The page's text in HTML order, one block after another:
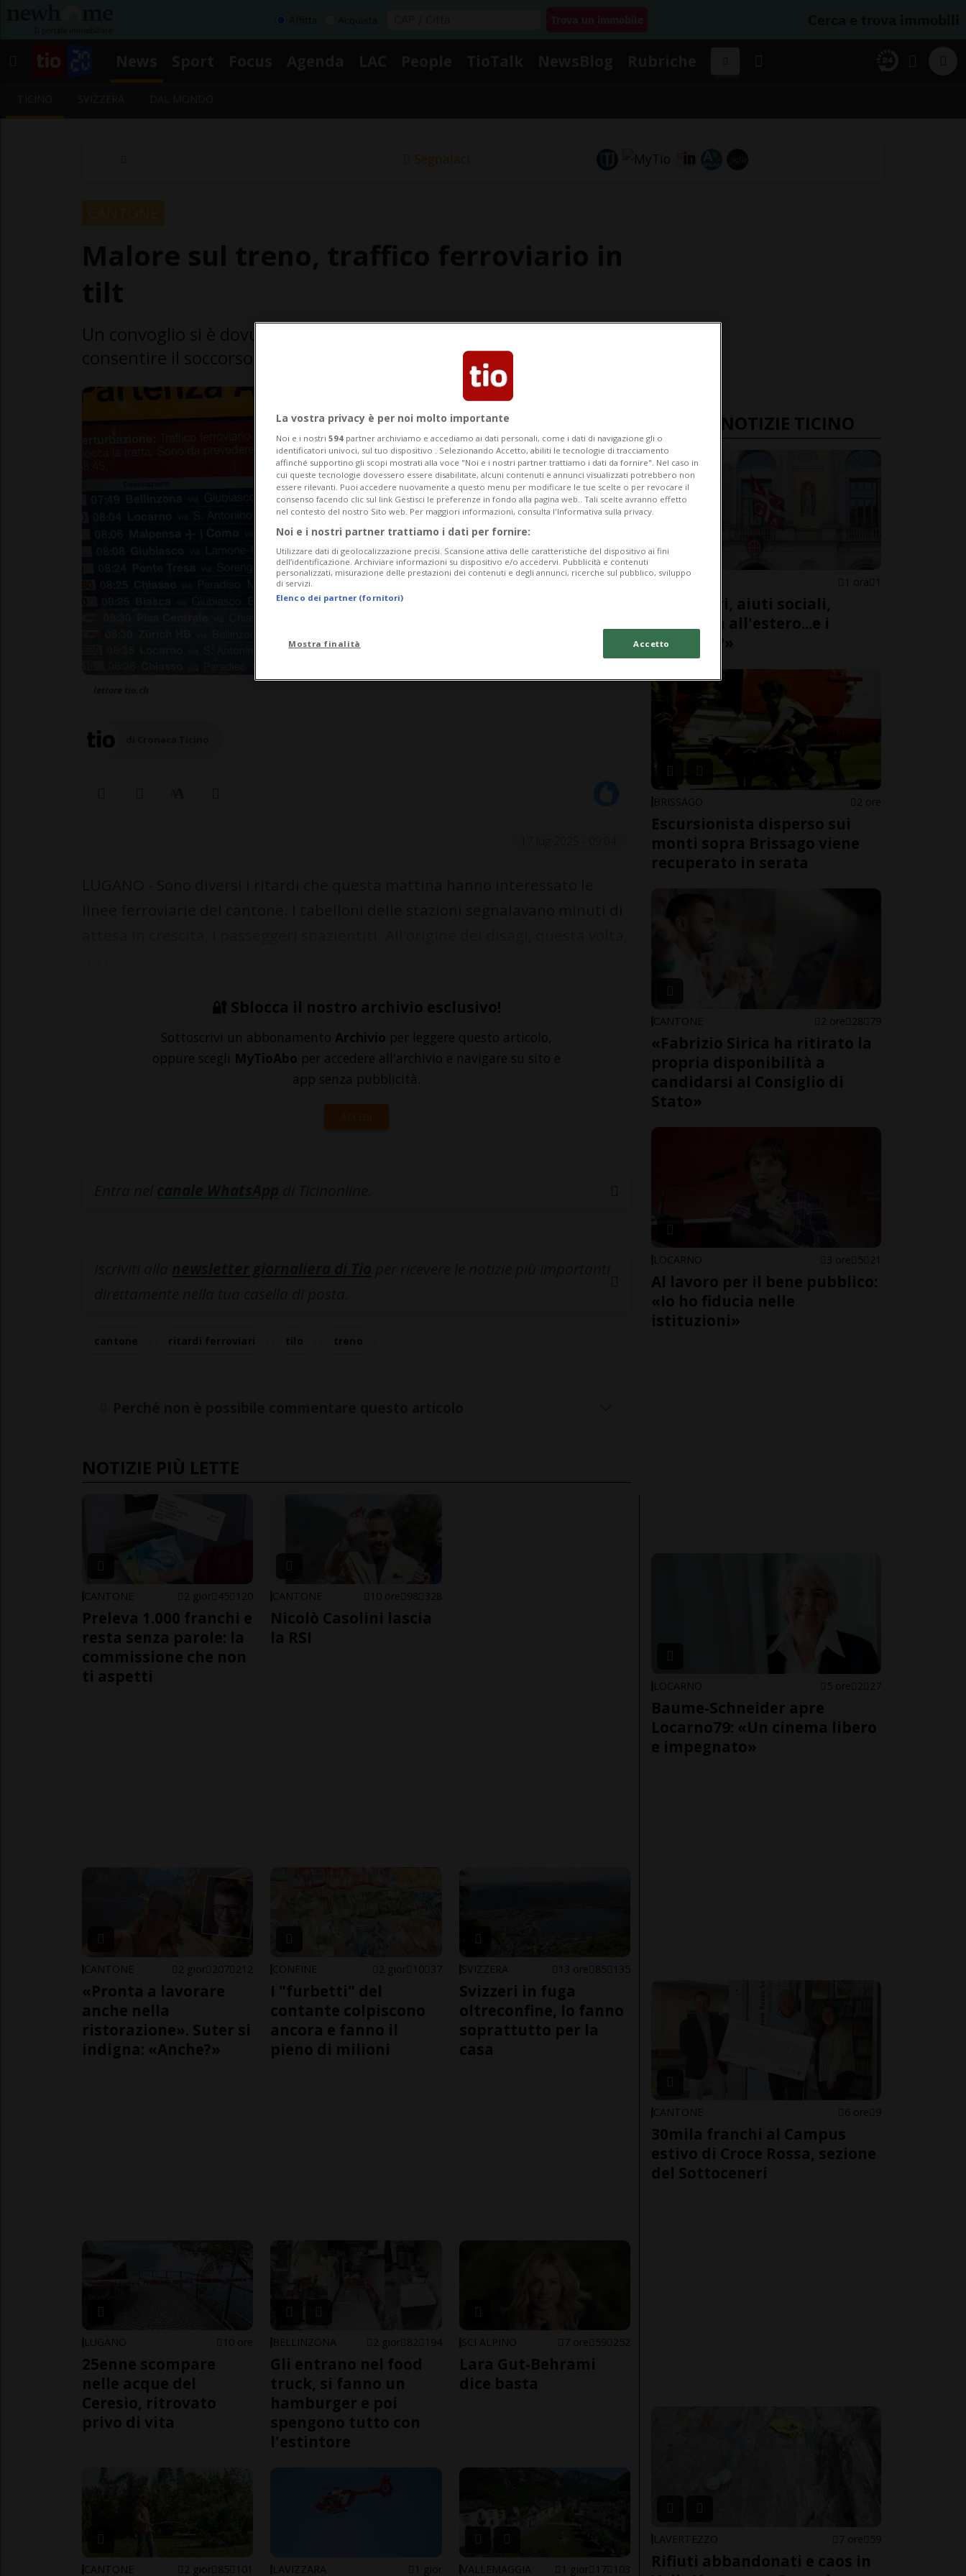
Segnalaci
🔐 Sblocca il nostro archivio esclusivo!
Sottoscrivi un abbonamento Archivio per leggere questo articolo,
oppure scegli MyTioAbo per accedere all'archivio e navigare su sito e
app senza pubblicità.
ACCEDI
NOTIZIE PIÙ LETTE
CANTONE 2 gior 45 120
Preleva 1.000 franchi e
resta senza parole: la
commissione che non
ti aspetti
CANTONE 10 ore 98 328
Nicolò Casolini lascia
la RSI
CANTONE 2 gior 207 212
«Pronta a lavorare
anche nella
ristorazione». Suter si
indigna: «Anche?»
CONFINE 2 gior 10 37
I "furbetti" del
contante colpiscono
ancora e fanno il
pieno di milioni
SVIZZERA 13 ore 85 135
Svizzeri in fuga
oltreconfine, lo fanno
soprattutto per la
casa
LUGANO 10 ore
25enne scompare
nelle acque del
Ceresio, ritrovato
privo di vita
BELLINZONA 2 gior 82 194
Gli entrano nel food
truck, si fanno un
hamburger e poi
spengono tutto con
l'estintore
SCI ALPINO 7 ore 59 252
Lara Gut-Behrami
dice basta
CANTONE 2 gior 85 101 LAVIZZARA 1 gior VALLEMAGGIA 1 gior 17 103
ULTIME NOTIZIE TICINO
LUGANO 1 ora 1
«Stranieri, aiuti sociali,
proprietà all'estero...e i
controlli?»
BRISSAGO 2 ore
Escursionista disperso sui
monti sopra Brissago viene
recuperato in serata
CANTONE 2 ore 28 79
«Fabrizio Sirica ha ritirato la
propria disponibilità a
candidarsi al Consiglio di
Stato»
LOCARNO 3 ore 5 21
Al lavoro per il bene pubblico:
«Io ho fiducia nelle
istituzioni»
LOCARNO 5 ore 2 27
Baume-Schneider apre
Locarno79: «Un cinema libero
e impegnato»
CANTONE 6 ore 9
30mila franchi al Campus
estivo di Croce Rossa, sezione
del Sottoceneri
LAVERTEZZO 7 ore 59
Rifiuti abbandonati e caos in
La vostra privacy è per noi molto importante
Noi e i nostri 594 partner archiviamo e accediamo ai dati personali, come i dati di navigazione gli o
identificatori univoci, sul tuo dispositivo . Selezionando Accetto, abiliti le tecnologie di tracciamento
affinché supportino gli scopi mostrati alla voce "Noi e i nostri partner trattiamo i dati da fornire". Nel caso in
cui queste tecnologie dovessero essere disabilitate, alcuni contenuti e annunci visualizzati potrebbero non
essere rilevanti. Puoi accedere nuovamente a questo menu per modificare le tue scelte o per revocare il
consenso facendo clic sul link Gestisci le preferenze in fondo alla pagina web.. Tali scelte avranno effetto
nel contesto del nostro Sito web. Per maggiori informazioni, consulta l'Informativa sulla privacy.
Noi e i nostri partner trattiamo i dati per fornire:
Utilizzare dati di geolocalizzazione precisi. Scansione attiva delle caratteristiche del dispositivo ai fini
dell’identificazione. Archiviare informazioni su dispositivo e/o accedervi. Pubblicità e contenuti
personalizzati, misurazione delle prestazioni dei contenuti e degli annunci, ricerche sul pubblico, sviluppo
di servizi.
Elenco dei partner (fornitori)
Mostra finalità Accetto